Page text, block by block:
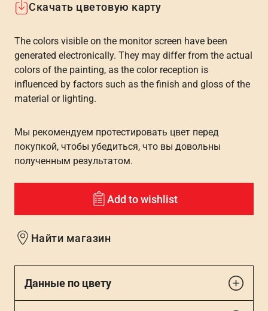
Скачать цветовую карту
The colors visible on the monitor screen have been
generated electronically. They may differ from the actual
colors of the painting, as the color reception is
influenced by factors such as the finish and gloss of the
material or lighting.
Мы рекомендуем протестировать цвет перед
покупкой, чтобы убедиться, что вы довольны
полученным результатом.
Add to wishlist
Найти магазин
Данные по цвету